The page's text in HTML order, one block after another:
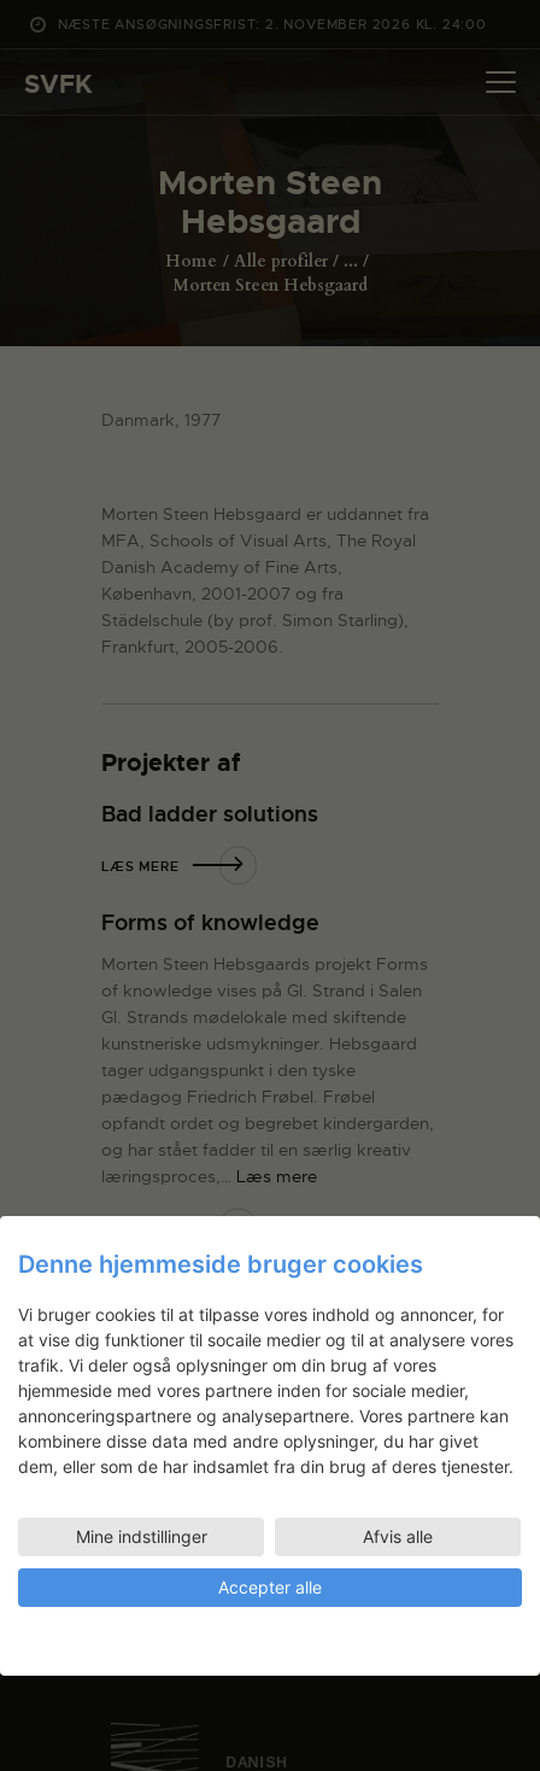
NÆSTE ANSØGNINGSFRIST: 2. NOVEMBER 2026 KL. 24:00
SVFK
Morten Steen
Hebsgaard
Home Alle profiler
...
Morten Steen Hebsgaard
DET SKER
PROJEKTER
ANSØG
Danmark, 1977
Morten Steen Hebsgaard er uddannet fra
MFA, Schools of Visual Arts, The Royal
Danish Academy of Fine Arts,
København, 2001-2007 og fra
Städelschule (by prof. Simon Starling),
Frankfurt, 2005-2006.
Projekter af
Bad ladder solutions
LÆS MERE
Forms of knowledge
Morten Steen Hebsgaards projekt Forms
of knowledge vises på Gl. Strand i Salen 
Gl. Strands mødelokale med skiftende
kunstneriske udsmykninger. Hebsgaard
tager udgangspunkt i den tyske
pædagog Friedrich Frøbel. Frøbel
opfandt ordet og begrebet kindergarden,
og har stået fadder til en særlig kreativ
læringsproces,… Læs mere
Nyhedsbrev
Få ansøgningsfrister, arrangementer
og artikler direkte i din indbakke.
Denne hjemmeside bruger cookies
Vi bruger cookies til at tilpasse vores indhold og annoncer, for
at vise dig funktioner til socaile medier og til at analysere vores
trafik. Vi deler også oplysninger om din brug af vores
hjemmeside med vores partnere inden for sociale medier,
annonceringspartnere og analysepartnere. Vores partnere kan
kombinere disse data med andre oplysninger, du har givet
dem, eller som de har indsamlet fra din brug af deres tjenester.
Mine indstillinger Afvis alle
Accepter alle